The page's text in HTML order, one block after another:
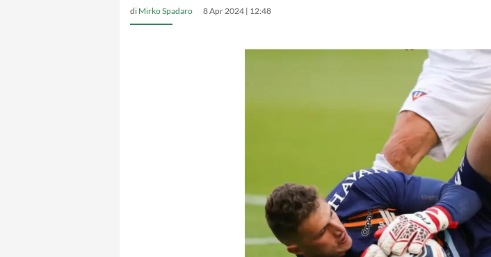
di Mirko Spadaro 8 Apr 2024 | 12:48